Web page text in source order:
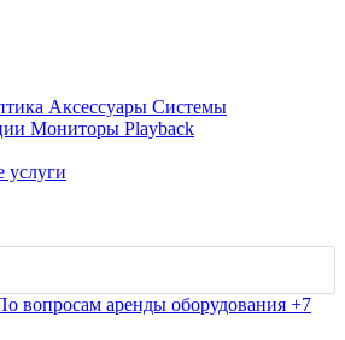
Аксессуары Системы
Мониторы Playback
услуги
вопросам аренды оборудования +7